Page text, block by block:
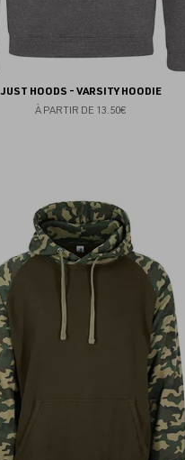
JUST HOODS - VARSITY HOODIE
À PARTIR DE 13.50€